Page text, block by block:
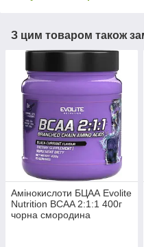
З цим товаром також
Амінокислоти БЦАА Evolite
Nutrition BCAA 2:1:1 400г
чорна смородина